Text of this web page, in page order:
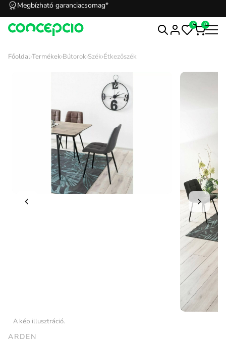
Megbízható garanciacsomag*
0 0
Főoldal›Termékek›Bútorok›Szék›Étkezőszék
A kép illusztráció.
ARDEN